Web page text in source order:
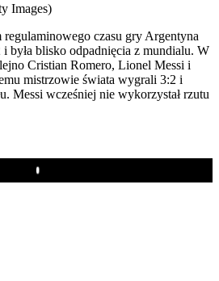
Images)
czasu gry Argentyna
była blisko odpadnięcia z mundialu. W
Cristian Romero, Lionel Messi i
mistrzowie świata wygrali 3:2 i
Messi wcześniej nie wykorzystał rzutu
Play